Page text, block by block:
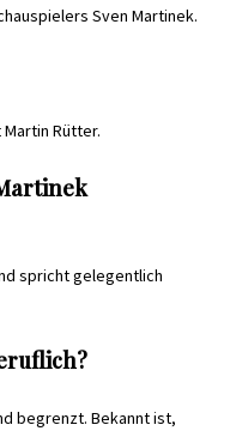
Sven Martinek.
Rütter.
spricht gelegentlich
begrenzt. Bekannt ist,